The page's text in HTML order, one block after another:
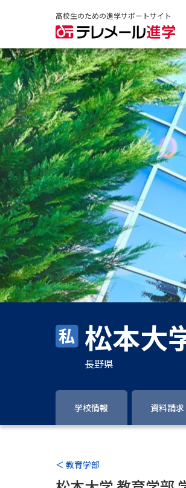
高校生のための進学サポートサイト
松本大
長野県
学校情報 資料請求
＜ 教育学部